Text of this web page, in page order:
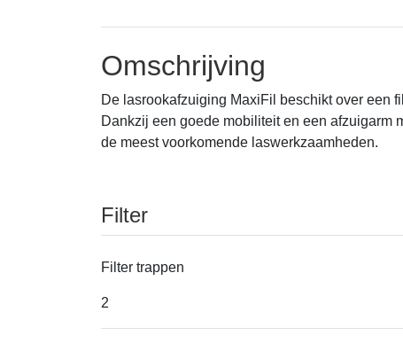
Omschrijving
De lasrookafzuiging MaxiFil beschikt over een
Dankzij een goede mobiliteit en een afzuigarm
de meest voorkomende laswerkzaamheden.
Filter
Filter trappen
2